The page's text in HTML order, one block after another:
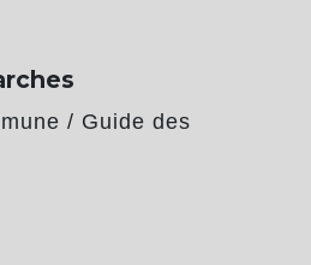
/ Guide des